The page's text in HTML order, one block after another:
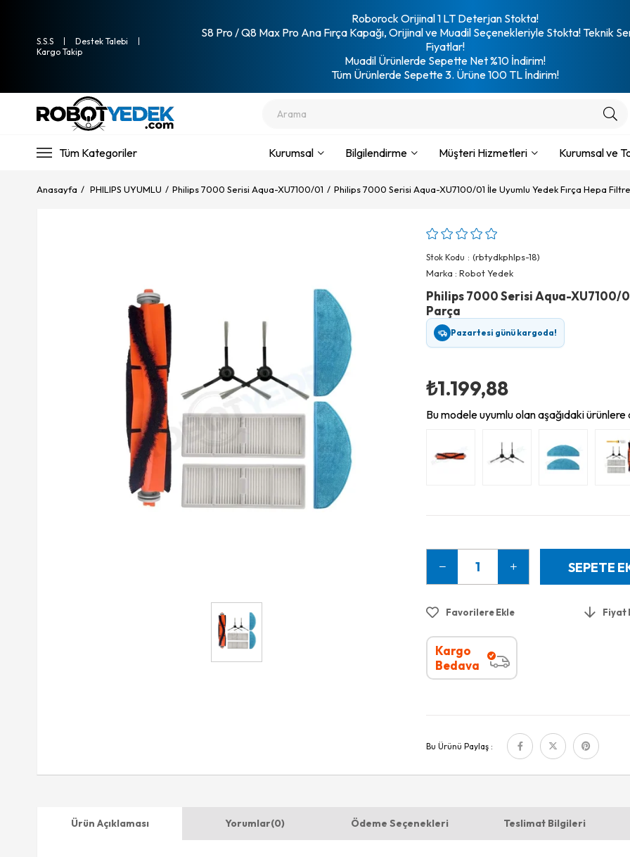
S.S.S
Destek Talebi
Kargo Takip
Roborock Orijinal 1 LT Deterjan Stokta!
S8 Pro / Q8 Max Pro Ana Fırça Kapağı, Orijinal ve Muadil Seçenekleriyle Stokta! Teknik
Fiyatlar!
Muadil Ürünlerde Sepette Net %10 İndirim!
Tüm Ürünlerde Sepette 3. Ürüne 100 TL İndirim!
Tüm Kategoriler Kurumsal Bilgilendirme Müşteri Hizmetleri Kurumsal ve
Anasayfa PHILIPS UYUMLU Philips 7000 Serisi Aqua-XU7100/01 Philips 7000 Serisi Aqua-XU7100/01 İle Uyumlu Yedek Fırça Hepa
Stok Kodu
(rbtydkphlps-18)
Marka : Robot Yedek
Philips 7000 Serisi Aqua-XU7100/
Parça
Pazartesi günü kargoda!
₺1.199,88
Bu modele uyumlu olan aşağıdaki
Favorilere Ekle Fiyat
Kargo
Bedava
Bu Ürünü Paylaş :
Ürün Açıklaması Yorumlar(0) Ödeme Seçenekleri Teslimat Bilgileri